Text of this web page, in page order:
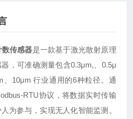
数传感器是一款基于激光散射原理
，可准确测量包含0.3μm,、0.5μ
10μm 行业通用的6种粒径。通
RTU协议，将数据实时传输
为参与，实现无人化智能监测。